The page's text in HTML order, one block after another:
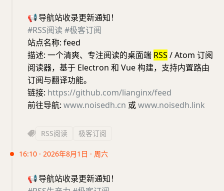
📢导航站收录更新通知！
#RSS阅读 #极客订阅
站点名称: feed
描述: 一个清爽、专注阅读的桌面端 RSS / Atom 订阅
阅读器，基于 Electron 和 Vue 构建，支持内置路由
订阅与翻译功能。
链接: https://github.com/lianginx/feed
前往导航: www.noisedh.cn 或www.noisedh.link
RSS阅读 极客订阅
16:10 · 2026年8月1日 · 周六
📢导航站收录更新通知！